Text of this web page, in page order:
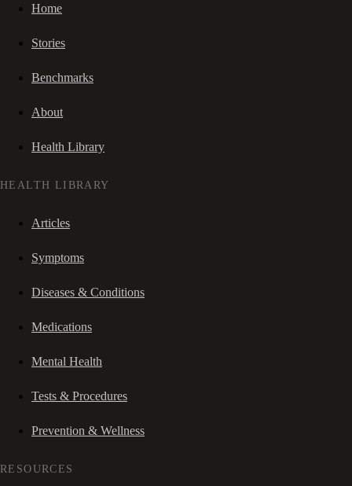
Home
Stories
Benchmarks
About
Health Library
HEALTH LIBRARY
Articles
Symptoms
Diseases & Conditions
Medications
Mental Health
Tests & Procedures
Prevention & Wellness
RESOURCES